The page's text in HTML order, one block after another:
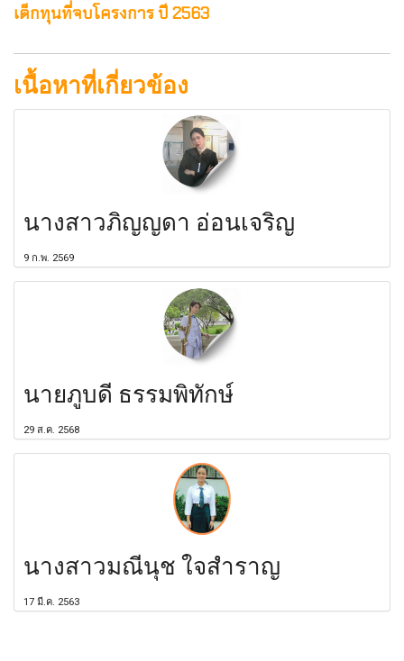
เด็กทุนที่จบโครงการ ปี 2563
เนื้อหาที่เกี่ยวข้อง
นางสาวภิญญดา อ่อนเจริญ
9 ก.พ. 2569
นายภูบดี ธรรมพิทักษ์
29 ส.ค. 2568
นางสาวมณีนุช ใจสำราญ
17 มี.ค. 2563